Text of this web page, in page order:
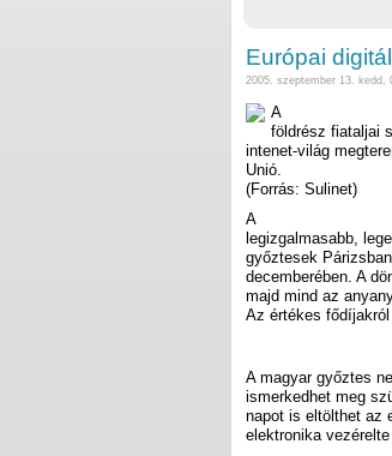
Európai
2005. szeptember 13. kedd,
A
földrész fiataljai
intenet-világ
Unió.
(Forrás: Sulinet)
A
legizgalmasabb,
győztesek
decemberében. A
majd mind az
Az értékes
A magyar győztes
ismerkedhet meg
napot is eltölthet az
elektronika